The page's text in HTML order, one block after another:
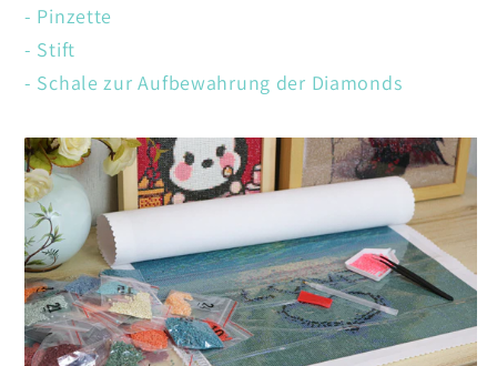
- Pinzette
- Stift
- Schale zur Aufbewahrung der Diamonds